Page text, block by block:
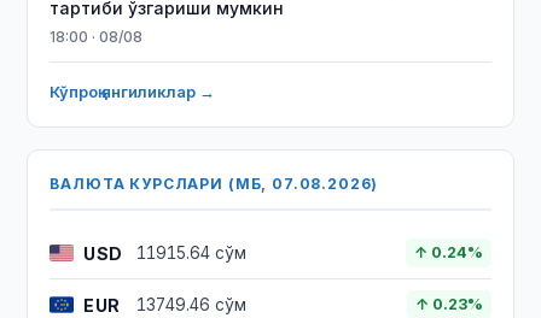
тартиби ўзгариши мумкин
18:00 · 08/08
Кўпроқ янгиликлар →
ВАЛЮТА КУРСЛАРИ (МБ, 07.08.2026)
USD 11915.64 сўм ↑ 0.24%
EUR 13749.46 сўм ↑ 0.23%